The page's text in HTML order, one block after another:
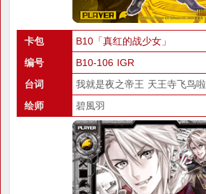
卡包
B10「真红的战少女」
编号
B10-106 IGR
台词
我就是夜之帝王 天王寺飞鸟啦
绘师
碧風羽